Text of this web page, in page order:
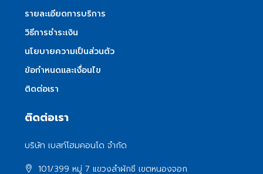
รายละเอียดการบริการ
วิธีการชำระเงิน
นโยบายความเป็นส่วนตัว
ข้อกำหนดและเงื่อนไข
ติดต่อเรา
ติดต่อเรา
บริษัท เบสท์โฮมคอนโด จำกัด
101/399 หมู่ 7 แขวงลําผักชี เขตหนองจอก